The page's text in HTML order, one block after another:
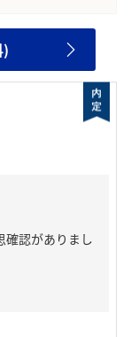
確認がありまし